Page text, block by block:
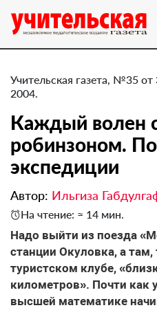
Учительская газета, №35 от
2004.
Каждый волен
робинзоном.
экспедиции
Автор: Ильгиза
На чтение: ≈ 14 мин.
Надо выйти из поезда
станции Окуловка, а там,
туристском клубе,
километров». Почти как
высшей математике